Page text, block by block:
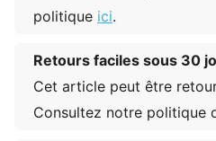
politique ici.
Retours faciles sous 30
Cet article peut être
Consultez notre politique